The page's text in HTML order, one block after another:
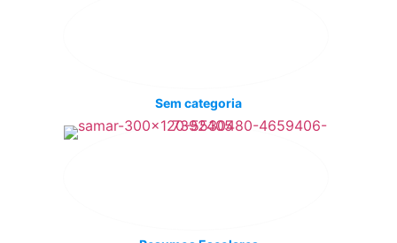
Sem categoria